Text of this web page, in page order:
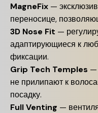
MagneFix —
переносице,
3D Nose Fit —
адаптирующиеся к
фиксации.
Grip Tech Temples —
не прилипают к
посадку.
Full Venting —